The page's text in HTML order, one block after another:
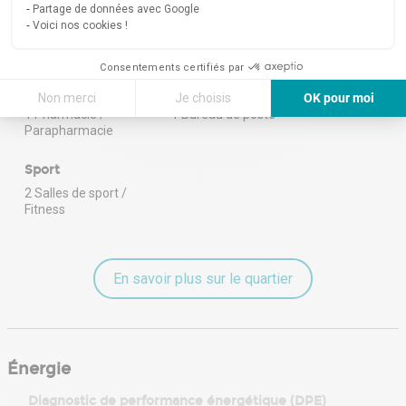
Partage de données avec Google
Voici nos cookies !
Consentements certifiés par
Non merci Je choisis
OK pour moi
Axeptio consent
Plateforme de Gestion du Consentement : Personnalisez vos Options
7 Restaurants
Santé
1 Pharmacie /
Parapharmacie
Services
1 Bureau de poste
Sport
2 Salles de sport /
Fitness
En savoir plus sur le quartier
Énergie
Diagnostic de performance énergétique (DPE)